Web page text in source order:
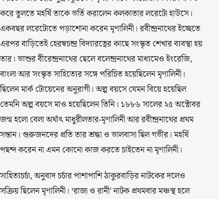
করে তুলতে মহর্ষি তাকে ভর্তি করালেন কলকাতার লরেটো হাউসে।
একবছর লরেটোতে পড়াশোনা করেন মৃণালিনী। রবীন্দ্রনাথের ইচ্ছেতে
এরপর বাড়িতেই হেরম্বচন্দ্র বিদ্যারত্নের কাছে সংস্কৃত শেখার ব্যবস্থা হয়
তার। ভাশুর বীরেন্দ্রনাথের ছেলে বলেন্দ্রনাথের মাধ্যমেও ইংরেজি,
বাংলা আর সংস্কৃত সাহিত্যের সঙ্গে পরিচিত হয়েছিলেন মৃণালিনী।
ছিলেন মার্ক টোয়েনের অনুরাগী। অল্প বয়সে যেমন বিয়ে হয়েছিল
তেমনি অল্প বয়সে মাও হয়েছিলেন তিনি। ১৮৮৬ সালের ২৫ অক্টোবর
জন্ম হলো বেলা অর্থাৎ মাধুরীলতার-মৃণালিনী আর রবীন্দ্রনাথের প্রথম
সন্তান। গুরুজনদের প্রতি তার শ্রদ্ধা ও ভালবাসা ছিল গভীর। মহর্ষি
পছন্দ করেন না এমন কোনো কাজ করতে চাইতেন না মৃণালিনী।
সাহিত্যচর্চা, অনুবাদ চর্চার পাশাপাশি ঠাকুরবাড়ির নাটকের দলেও
সক্রিয় ছিলেন মৃণালিনী। ‘রাজা ও রানী’ নাটক প্রথমবার মঞ্চস্থ হলে